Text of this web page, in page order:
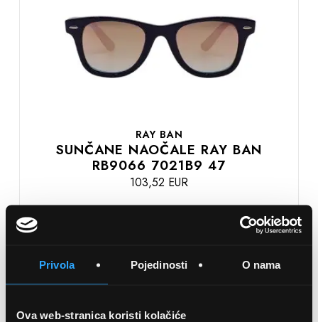
Privola Pojedinosti O nama
Ova web-stranica koristi kolačiće
RAY BAN
SUNČANE NAOČALE RAY BAN
RB9066 7021B9 47
103,52 EUR